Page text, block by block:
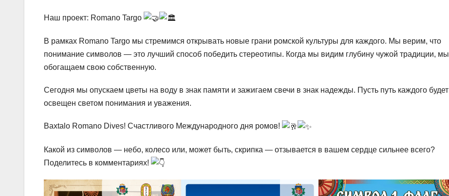
Наш проект: Romano Targo
В рамках Romano Targo мы стремимся открывать новые грани ромской культуры для каждого. Мы верим, что
понимание символов — это лучший способ победить стереотипы. Когда мы видим глубину чужой традиции, мы
обогащаем свою собственную.
Сегодня мы опускаем цветы на воду в знак памяти и зажигаем свечи в знак надежды. Пусть путь каждого будет
освещен светом понимания и уважения.
Baxtalo Romano Dives! Счастливого Международного дня ромов!
Какой из символов — небо, колесо или, может быть, скрипка — отзывается в вашем сердце сильнее всего?
Поделитесь в комментариях!